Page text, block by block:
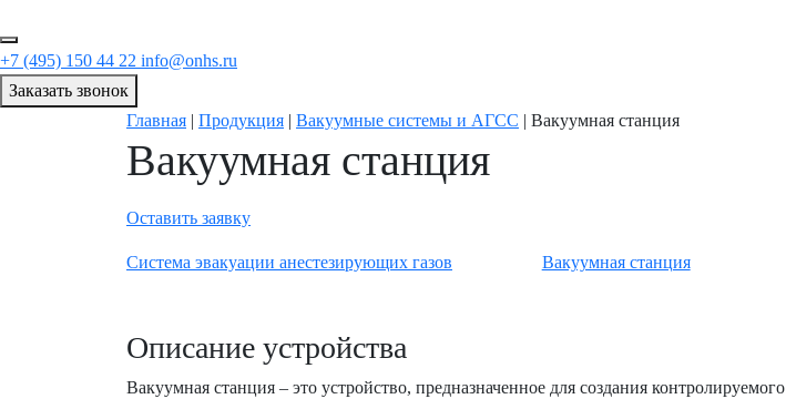
+7 (495) 150 44 22 info@onhs.ru
Заказать звонок
Главная | Продукция | Вакуумные системы и АГСС | Вакуумная станция
Вакуумная станция
Оставить заявку
Система эвакуации анестезирующих газов Вакуумная станция
Описание устройства
Вакуумная станция – это устройство, предназначенное для создания контролируемого